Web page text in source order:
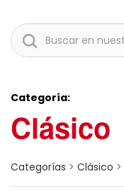
Categoría:
Clásico
Categorías > Clásico >